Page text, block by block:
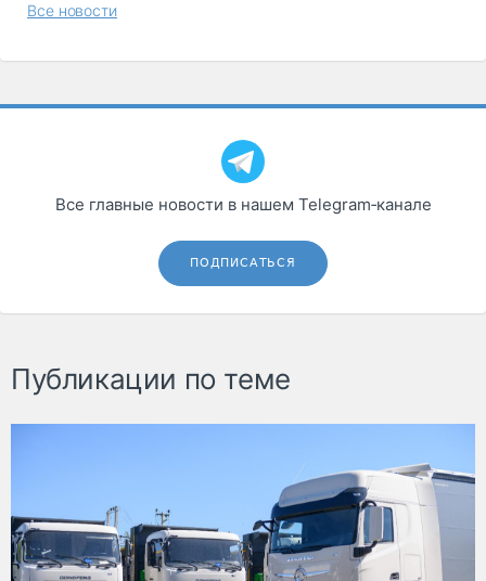
Все новости
Все главные новости в нашем Telegram‑канале
ПОДПИСАТЬСЯ
Публикации по теме